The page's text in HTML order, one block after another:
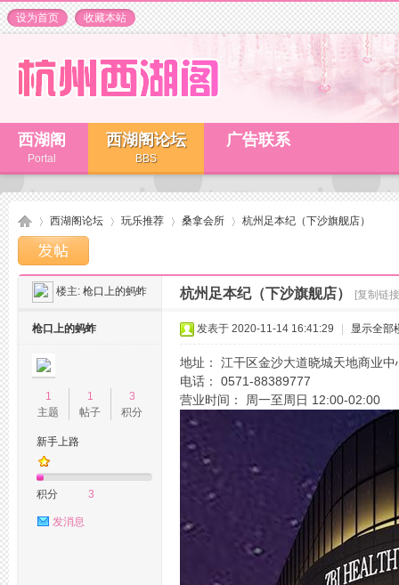
设为首页 收藏本站
西湖阁
Portal
西湖阁论坛
BBS
广告联系
»
西湖阁论坛
›
玩乐推荐 桑拿会所
›
杭州足本纪（下沙旗舰店）
楼主: 枪口上的蚂蚱 杭州足本纪（下沙旗舰店） [复制链
枪口上的蚂蚱
1
主题
1
帖子
3
积分
新手上路
积分 3
发消息
发表于 2020-11-14 16:41:29 显示全部
地址： 江干区金沙大道晓城天地商业中
电话： 0571-88389777
营业时间： 周一至周日 12:00-02:00